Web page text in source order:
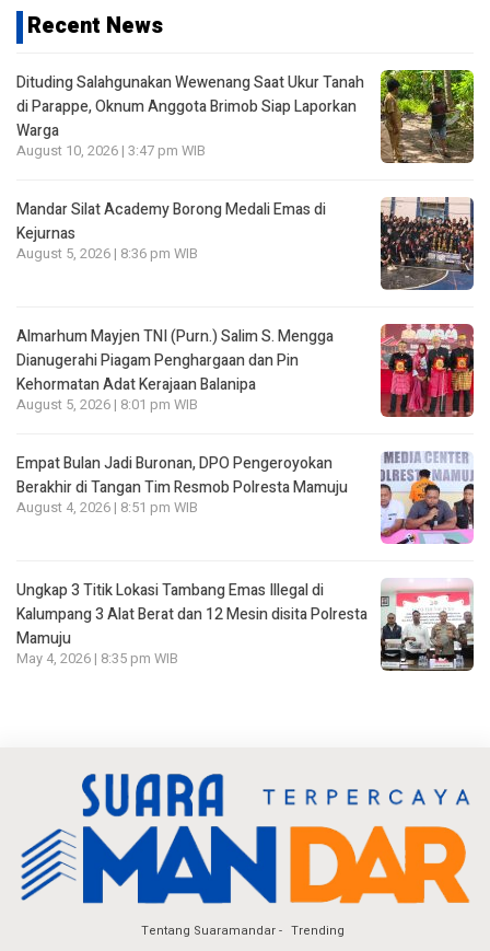
Recent News
Dituding Salahgunakan Wewenang Saat Ukur Tanah
di Parappe, Oknum Anggota Brimob Siap Laporkan
Warga
August 10, 2026 | 3:47 pm WIB
Mandar Silat Academy Borong Medali Emas di
Kejurnas
August 5, 2026 | 8:36 pm WIB
Almarhum Mayjen TNI (Purn.) Salim S. Mengga
Dianugerahi Piagam Penghargaan dan Pin
Kehormatan Adat Kerajaan Balanipa
August 5, 2026 | 8:01 pm WIB
Empat Bulan Jadi Buronan, DPO Pengeroyokan
Berakhir di Tangan Tim Resmob Polresta Mamuju
August 4, 2026 | 8:51 pm WIB
Ungkap 3 Titik Lokasi Tambang Emas Illegal di
Kalumpang 3 Alat Berat dan 12 Mesin disita Polresta
Mamuju
May 4, 2026 | 8:35 pm WIB
Tentang Suaramandar Trending